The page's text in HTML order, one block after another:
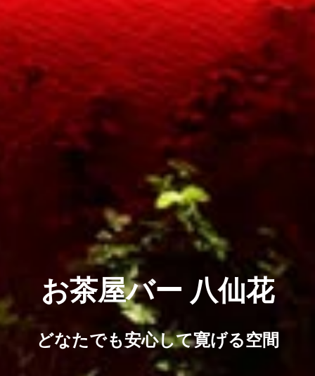
お茶屋バー 八仙花
どなたでも安心して寛げる空間